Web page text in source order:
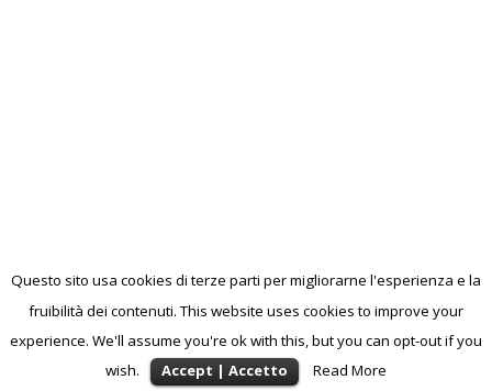
Questo sito usa cookies di terze parti per migliorarne l'esperienza e la
fruibilità dei contenuti. This website uses cookies to improve your
experience. We'll assume you're ok with this, but you can opt-out if you
wish.
Accept | Accetto Read More